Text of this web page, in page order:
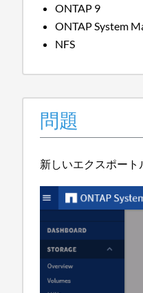
ONTAP 9
ONTAP System
NFS
問題
新しいエクスポート